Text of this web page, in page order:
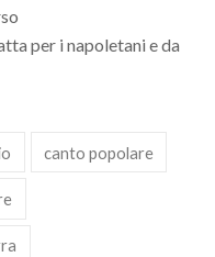
per i napoletani e da
canto popolare